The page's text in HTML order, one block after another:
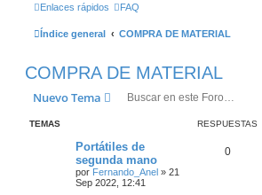
Enlaces rápidos FAQ
Índice general COMPRA DE MATERIAL
COMPRA DE MATERIAL
Nuevo Tema
TEMAS RESPUESTAS
Portátiles de
segunda mano
por Fernando_Anel » 21
Sep 2022, 12:41
0